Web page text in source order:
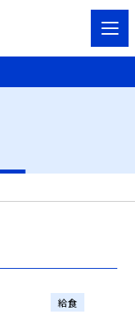
給食